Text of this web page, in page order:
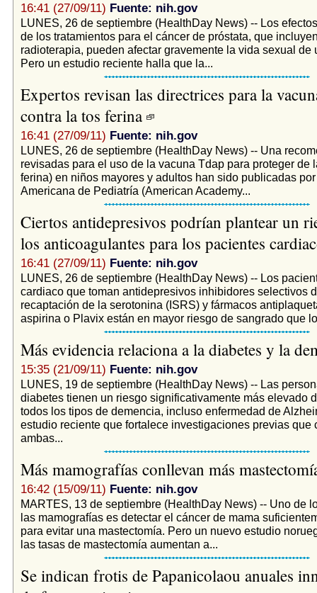
16:41 (27/09/11) Fuente: nih.gov
LUNES, 26 de septiembre (HealthDay News) -- Los
de los tratamientos para el cáncer de próstata, que
radioterapia, pueden afectar gravemente la vida sexual de
Pero un estudio reciente halla que la...
Expertos revisan las directrices para la
contra la tos ferina
16:41 (27/09/11) Fuente: nih.gov
LUNES, 26 de septiembre (HealthDay News) -- Una
revisadas para el uso de la vacuna Tdap para proteger de
ferina) en niños mayores y adultos han sido publicadas
Americana de Pediatría (American Academy...
Ciertos antidepresivos podrían plantear un
los anticoagulantes para los pacientes
16:41 (27/09/11) Fuente: nih.gov
LUNES, 26 de septiembre (HealthDay News) -- Los
cardiaco que toman antidepresivos inhibidores selectivos
recaptación de la serotonina (ISRS) y fármacos
aspirina o Plavix están en mayor riesgo de sangrado que
Más evidencia relaciona a la diabetes y la
15:35 (21/09/11) Fuente: nih.gov
LUNES, 19 de septiembre (HealthDay News) -- Las
diabetes tienen un riesgo significativamente más elevado
todos los tipos de demencia, incluso enfermedad de
estudio reciente que fortalece investigaciones previas que
ambas...
Más mamografías conllevan más
16:42 (15/09/11) Fuente: nih.gov
MARTES, 13 de septiembre (HealthDay News) -- Uno de
las mamografías es detectar el cáncer de mama
para evitar una mastectomía. Pero un nuevo estudio
las tasas de mastectomía aumentan a...
Se indican frotis de Papanicolaou anuales